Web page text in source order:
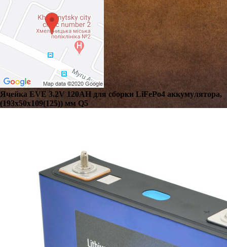
Ячейка EVE 3.2V 120AH для сборки LiFePo4 аккумулятора,
(193х50х109(125)) мм Q5